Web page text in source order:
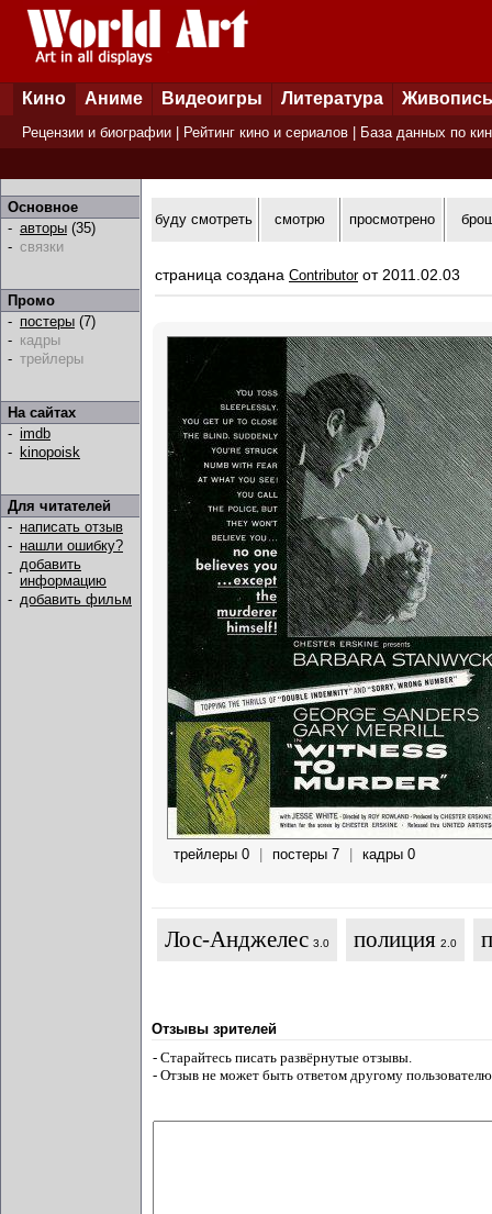
Кино Аниме Видеоигры Литература Живопись
Рецензии и биографии Рейтинг кино и сериалов База данных по
Основное
- авторы (35)
- связки
Промо
- постеры (7)
- кадры
- трейлеры
На сайтах
- imdb
- kinopoisk
Для читателей
- написать отзыв
- нашли ошибку?
- добавить
информацию
- добавить фильм
буду смотреть смотрю просмотрено
страница создана Contributorот 2011.02.03
трейлеры 0 постеры 7 кадры 0
Лос-Анджелес 3.0 полиция 2.0
Отзывы зрителей
- Старайтесь писать развёрнутые отзывы.
- Отзыв не может быть ответом другому